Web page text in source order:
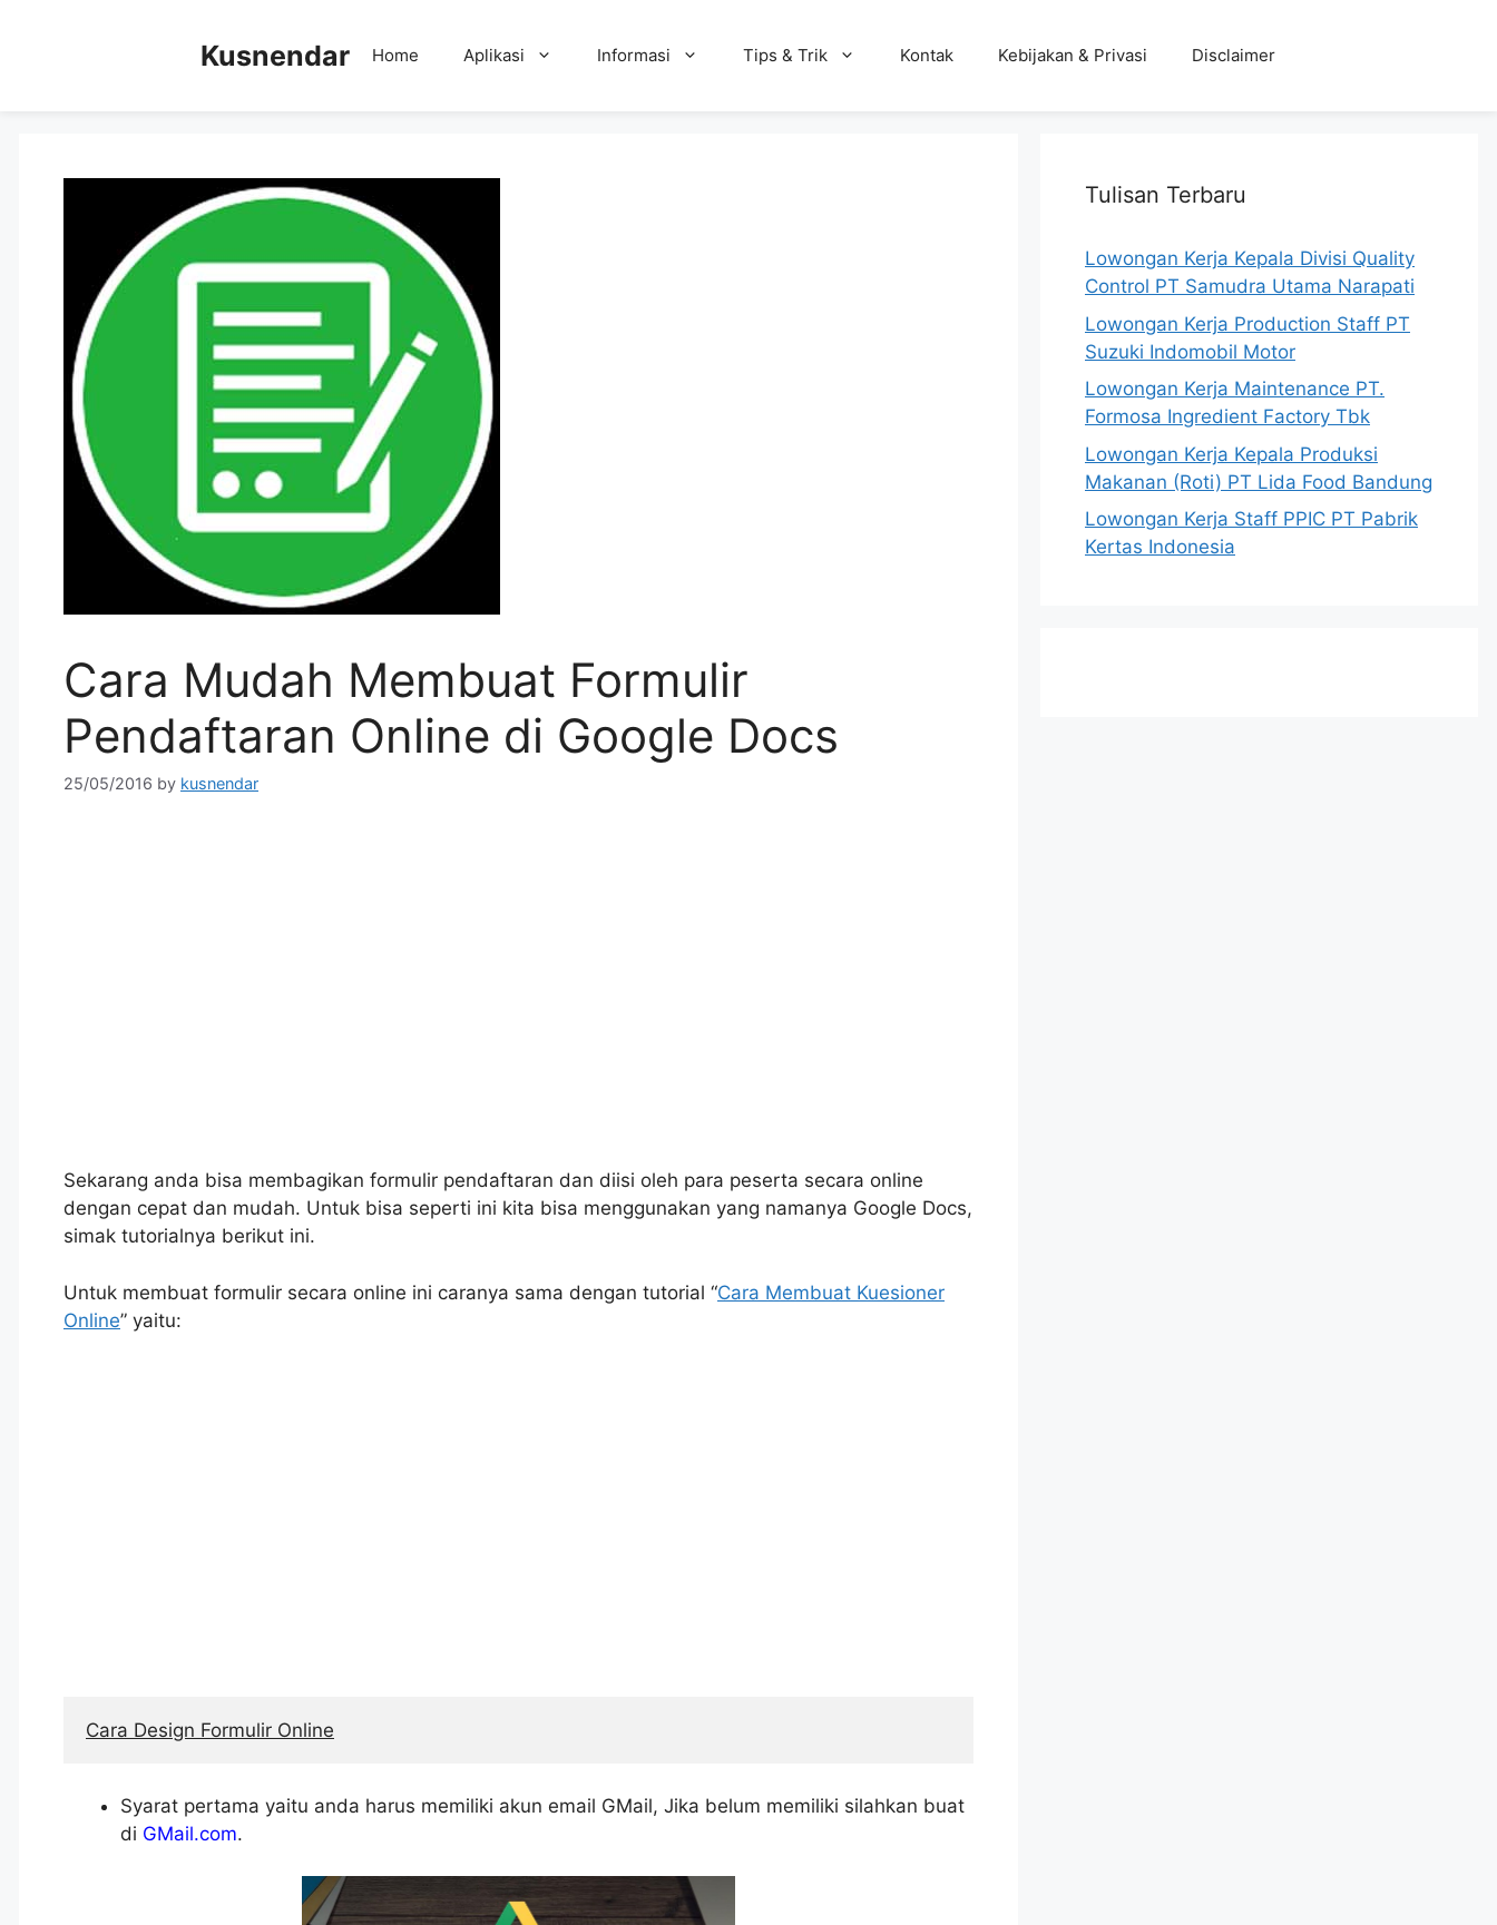
Kusnendar Home Aplikasi Informasi Tips & Trik Kontak Kebijakan & Privasi Disclaimer
Cara Mudah Membuat Formulir
Pendaftaran Online di Google Docs
25/05/2016 by kusnendar
Sekarang anda bisa membagikan formulir pendaftaran dan diisi oleh para peserta secara online
dengan cepat dan mudah. Untuk bisa seperti ini kita bisa menggunakan yang namanya Google Docs,
simak tutorialnya berikut ini.
Untuk membuat formulir secara online ini caranya sama dengan tutorial “Cara Membuat Kuesioner
Online” yaitu:
Cara Design Formulir Online
Syarat pertama yaitu anda harus memiliki akun email GMail, Jika belum memiliki silahkan buat
di GMail.com.
Tulisan Terbaru
Lowongan Kerja Kepala Divisi Quality
Control PT Samudra Utama Narapati
Lowongan Kerja Production Staff PT
Suzuki Indomobil Motor
Lowongan Kerja Maintenance PT.
Formosa Ingredient Factory Tbk
Lowongan Kerja Kepala Produksi
Makanan (Roti) PT Lida Food Bandung
Lowongan Kerja Staff PPIC PT Pabrik
Kertas Indonesia